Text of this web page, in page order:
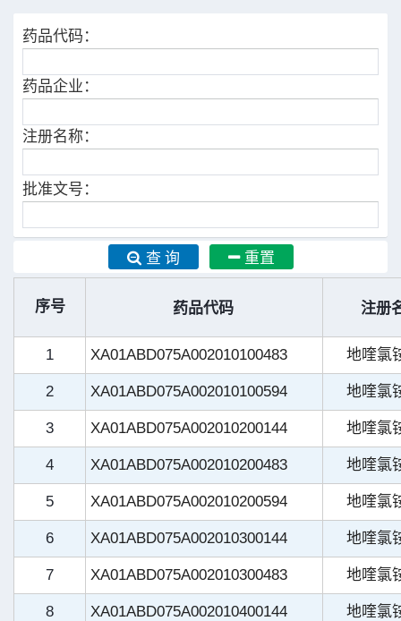
药品代码：
药品企业：
注册名称：
批准文号：
查 询 重置
序号 药品代码 注册
1 XA01ABD075A002010100483 地喹氯
2 XA01ABD075A002010100594 地喹氯
3 XA01ABD075A002010200144 地喹氯
4 XA01ABD075A002010200483 地喹氯
5 XA01ABD075A002010200594 地喹氯
6 XA01ABD075A002010300144 地喹氯
7 XA01ABD075A002010300483 地喹氯
8 XA01ABD075A002010400144 地喹氯